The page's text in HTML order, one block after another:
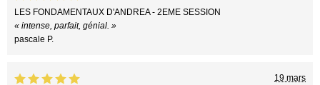
LES FONDAMENTAUX D'ANDREA - 2EME SESSION
« intense, parfait, génial. »
pascale P.
19 mars